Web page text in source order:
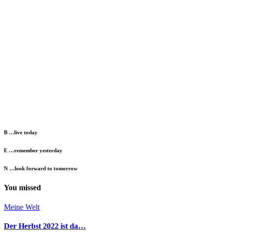
B …live today
E …remember yesterday
N …look forward to tomorrow
You missed
Meine Welt
Der Herbst 2022 ist da…